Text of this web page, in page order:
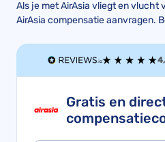
Als je met AirAsia vliegt en vlucht
AirAsia compensatie aanvragen.
Gratis en